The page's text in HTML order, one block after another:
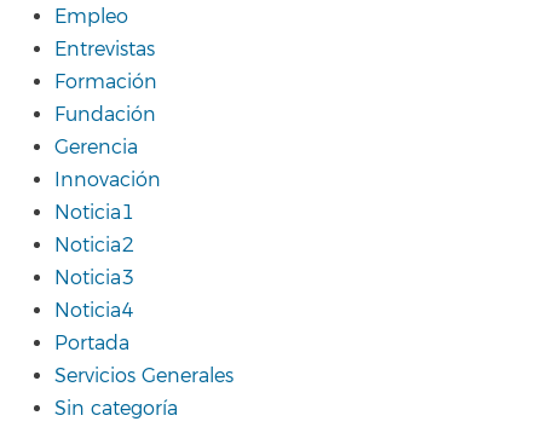
Empleo
Entrevistas
Formación
Fundación
Gerencia
Innovación
Noticia1
Noticia2
Noticia3
Noticia4
Portada
Servicios Generales
Sin categoría